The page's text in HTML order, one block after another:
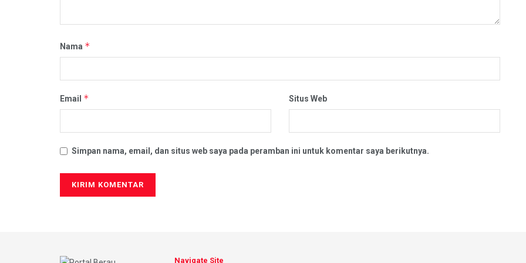
Nama *
Email * Situs Web
Simpan nama, email, dan situs web saya pada peramban ini untuk komentar saya berikutnya.
Navigate Site